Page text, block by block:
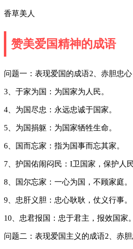
香草美人
赞美爱国精神的成语
问题一：表现爱国的成语2、赤胆忠心
3、于家为国：为国家为人民。
4、为国尽忠：永远忠诚于国家。
5、为国捐躯：为国家牺牲生命。
6、国而忘家：指为国事而忘其家。
7、护国佑闹闷民：I卫国家，保护人民
8、国尔忘家：一心为国，不顾家庭。
9、忠肝义胆：忠心耿耿，仗义行事。
10、忠君报国：忠于君主，报效国家。
问题二：表现爱国主义的成语2、赤胆